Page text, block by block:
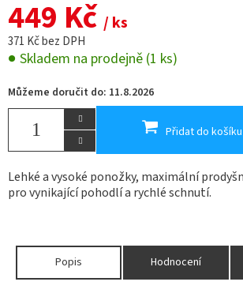
449 Kč / ks
371 Kč bez DPH
Skladem na prodejně (1 ks)
Můžeme doručit do: 11.8.2026
Přidat do košíku
Lehké a vysoké ponožky, maximální
pro vynikající pohodlí a rychlé schnutí.
Popis Hodnocení